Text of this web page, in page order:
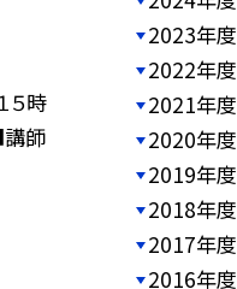
５時
師
2023年度
2022年度
2021年度
2020年度
2019年度
2018年度
2017年度
2016年度